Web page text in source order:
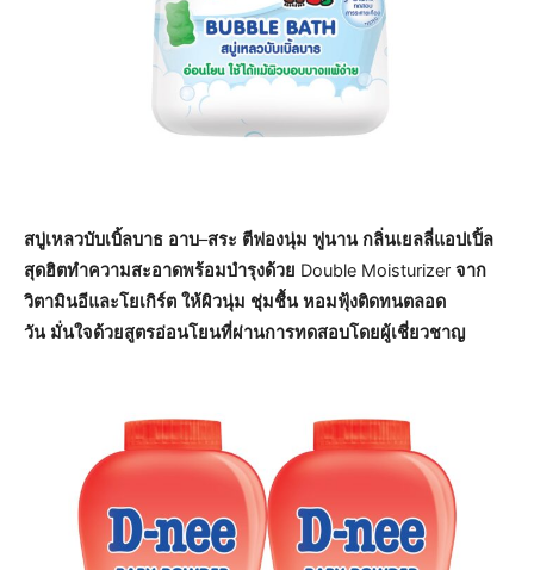
สบู่เหลวบับเบิ้ลบาธ อาบ–สระ ตีฟองนุ่ม ฟูนาน กลิ่นเยลลี่แอปเปิ้ล
สุดฮิตทำความสะอาดพร้อมบำรุงด้วย Double Moisturizer จาก
วิตามินอีและโยเกิร์ต ให้ผิวนุ่ม ชุ่มชื้น หอมฟุ้งติดทนตลอด
วัน มั่นใจด้วยสูตรอ่อนโยนที่ผ่านการทดสอบโดยผู้เชี่ยวชาญ